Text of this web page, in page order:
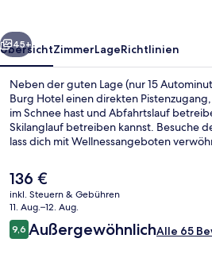
Weiter
45+
ÜbersichtZimmerLageRichtlinien
Neben der guten Lage (nur 15
Burg Hotel einen direkten
im Schnee hast und Abfahrtslauf
Skilanglauf betreiben kannst. Besuche
lass dich mit Wellnessangeboten
serviert. Eine Bar/Lounge, eine Sauna
ebenfalls zum Angebot. Von Skipässen,
Skiverleih und Skiunterricht profitierst du
Der
aktuelle
Preis
beträgt
136 €.
136 €
inkl. Steuern & Gebühren
11. Aug.–12. Aug.
Bewertungen
9,69,6 von 10.
AußergewöhnlichAlle 65